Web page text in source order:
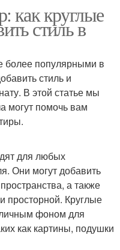
как круглые
стиль в
более популярными в
стиль и
В этой статье мы
могут помочь вам
для любых
Они могут добавить
а также
просторной. Круглые
фоном для
как картины, подушки